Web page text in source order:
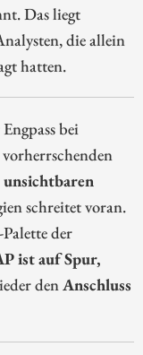
Das liegt
die allein
hatten.
bei
unsichtbaren
schreitet voran.
der
ist auf Spur,
denAnschluss